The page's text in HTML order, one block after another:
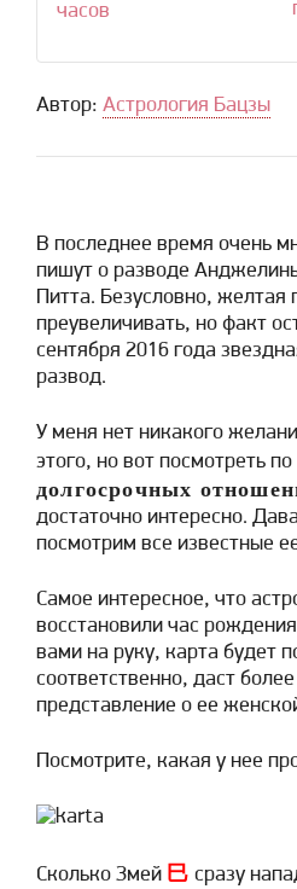
часов
Автор: Астрология Бацзы
В последнее время очень
пишут о разводе
Питта. Безусловно, желтая
преувеличивать, но факт
сентября 2016 года
развод.
У меня нет никакого
этого, но вот посмотреть
долгосрочных
достаточно интересно.
посмотрим все известные
Самое интересное, что
восстановили час
вами на руку, карта будет
соответственно, даст
представление о ее
Посмотрите, какая у нее
Сколько Змей 巳 сразу